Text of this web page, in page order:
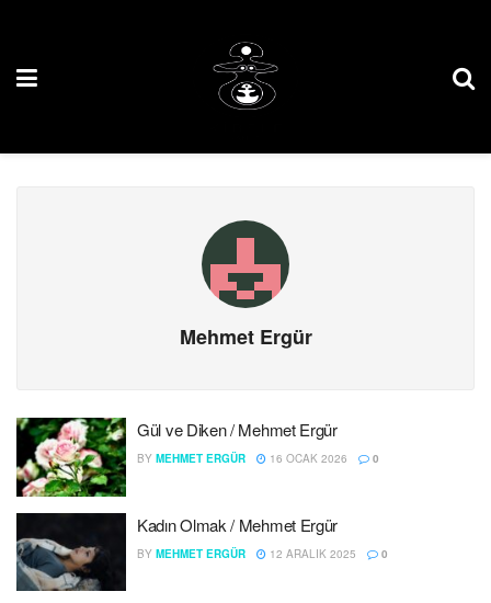
Mehmet Ergür
Gül ve Diken / Mehmet Ergür
BY MEHMET ERGÜR 16 OCAK 2026 0
Kadın Olmak / Mehmet Ergür
BY MEHMET ERGÜR 12 ARALIK 2025 0